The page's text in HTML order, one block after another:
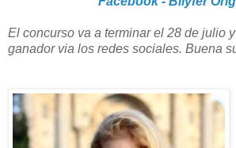
El concurso va a terminar el 28 de julio
ganador via los redes sociales. Buena